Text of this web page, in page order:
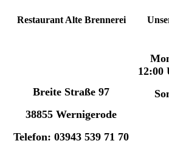
Restaurant Alte Brennerei
Breite Straße 97
38855 Wernigerode
Telefon: 03943 539 71 70
12:00